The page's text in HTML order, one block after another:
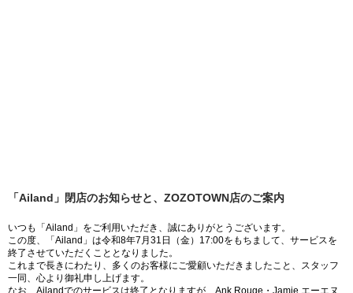
「Ailand」閉店のお知らせと、ZOZOTOWN店のご案内
いつも「Ailand」をご利用いただき、誠にありがとうございます。
この度、「Ailand」は令和8年7月31日（金）17:00をもちまして、サービスを
終了させていただくこととなりました。
これまで長きにわたり、多くのお客様にご愛顧いただきましたこと、スタッフ
一同、心より御礼申し上げます。
なお、Ailandでのサービスは終了となりますが、Ank Rouge・Jamie エーエヌ